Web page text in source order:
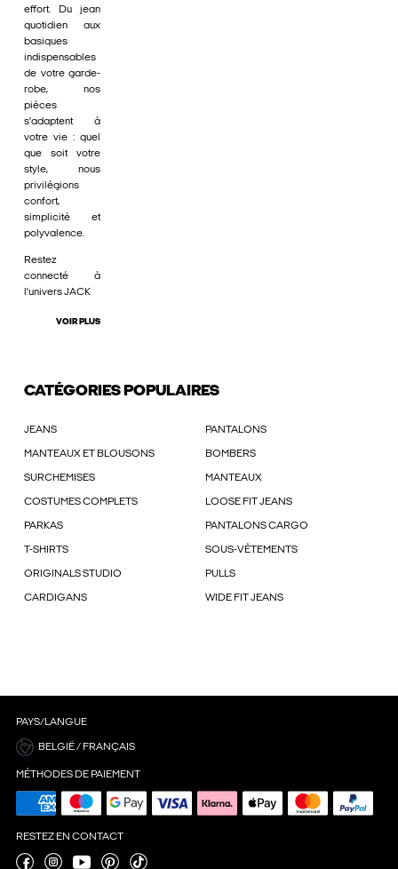
effort. Du jean
quotidien aux
basiques
indispensables
de votre garde-
robe, nos
pièces
s'adaptent à
votre vie : quel
que soit votre
style, nous
privilégions
confort,
simplicité et
polyvalence.
Restez
connecté à
l'univers JACK
VOIR PLUS
CATÉGORIES POPULAIRES
JEANS PANTALONS
MANTEAUX ET BLOUSONS BOMBERS
SURCHEMISES MANTEAUX
COSTUMES COMPLETS LOOSE FIT JEANS
PARKAS PANTALONS CARGO
T-SHIRTS SOUS-VÊTEMENTS
ORIGINALS STUDIO PULLS
CARDIGANS WIDE FIT JEANS
PAYS/LANGUE
BELGIË / FRANÇAIS
MÉTHODES DE PAIEMENT
RESTEZ EN CONTACT